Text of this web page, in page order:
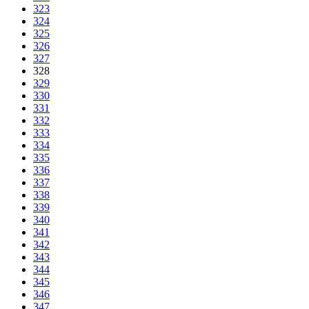
323
324
325
326
327
328
329
330
331
332
333
334
335
336
337
338
339
340
341
342
343
344
345
346